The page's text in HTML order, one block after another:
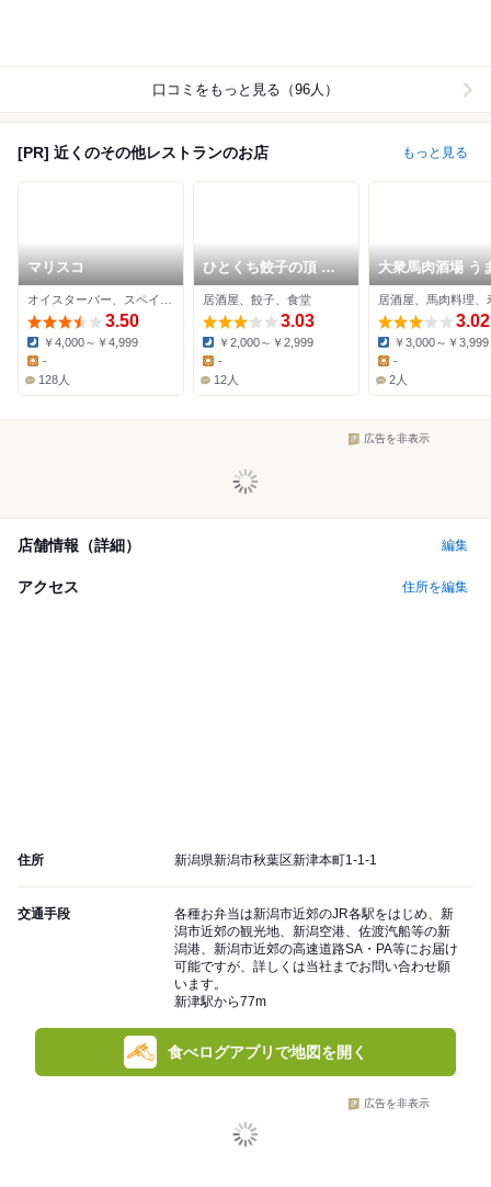
口コミをもっと見る（96人）
[PR] 近くのその他レストランのお店 もっと見る
マリスコ
3.50
Dinner:
￥4,000～￥4,999
-
128人
ひとくち餃子の頂 新
潟弁天店
居酒屋、餃子、食堂
3.03
Dinner:
￥2,000～￥2,999
Lunch:
-
12人
大衆馬肉酒場 う
新潟駅前店
居酒屋、馬肉料理、
3.02
Dinner:
￥3,000～￥3,999
Lunch:
-
2人
広告を非表示
店舗情報（詳細） 編集
アクセス 住所を編集
住所 新潟県新潟市秋葉区新津本町1-1-1
交通手段
各種お弁当は新潟市近郊のJR各駅をはじめ、新
潟市近郊の観光地、新潟空港、佐渡汽船等の新
潟港、新潟市近郊の高速道路SA・PA等にお届け
可能ですが、詳しくは当社までお問い合わせ願
います。
新津駅から77m
食べログアプリで地図を開く
広告を非表示